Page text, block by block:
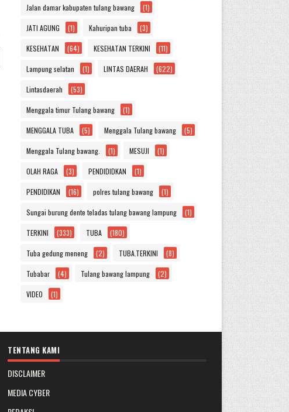
Jalan damar kabupaten tulang bawang (1)
JATI AGUNG (1) Kahuripan tuba (3)
KESEHATAN (64) KESEHATAN TERKINI (11)
Lampung selatan (1) LINTAS DAERAH (622)
Lintasdaerah (53)
Menggala timur Tulang bawang (1)
MENGGALA TUBA (5) Menggala Tulang bawang (5)
Menggala Tulang bawang. (1) MESUJI (1)
OLAH RAGA (3) PENDIDIDKAN (1)
PENDIDIKAN (16) polres tulang bawang (1)
Sungai burung dente teladas tulang bawang lampung (1)
TERKINI (333) TUBA (180)
Tuba gedung meneng (2) TUBA.TERKINI (8)
Tubabar (4) Tulang bawang lampung (2)
VIDEO (1)
TENTANG KAMI
DISCLAIMER
MEDIA CYBER